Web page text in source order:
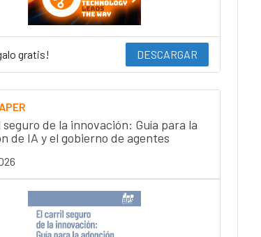
gratis! DESCARGAR
de la innovación: Guía para la
de IA y el gobierno de agentes